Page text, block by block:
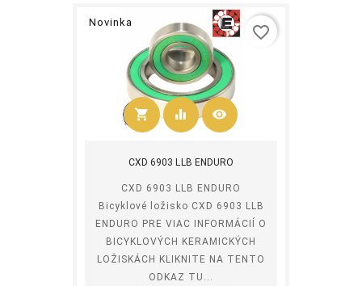
Novinka
shopping_cart
Kúpiť
equalizer visibility
CXD 6903 LLB ENDURO
CXD 6903 LLB ENDURO
Bicyklové ložisko CXD 6903 LLB
ENDURO PRE VIAC INFORMÁCIÍ O
BICYKLOVÝCH KERAMICKÝCH
LOŽISKÁCH KLIKNITE NA TENTO
ODKAZ TU...
favorite_border